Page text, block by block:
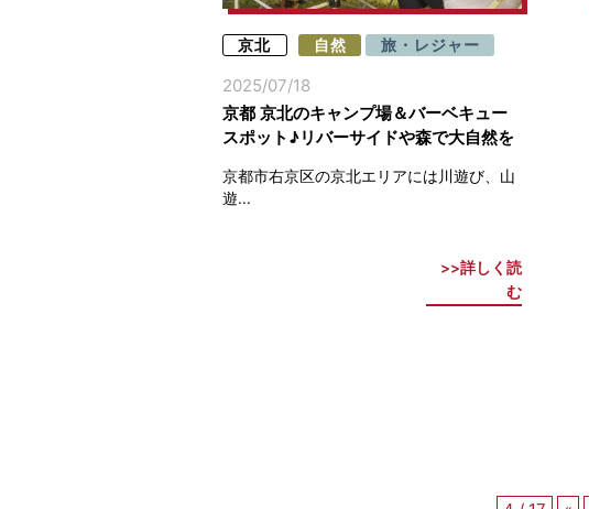
京北 自然 旅・レジャー
2025/07/18
京都 京北のキャンプ場＆バーベキュー
スポット♪リバーサイドや森で大自然を
京都市右京区の京北エリアには川遊び、山
遊...
詳しく読
む